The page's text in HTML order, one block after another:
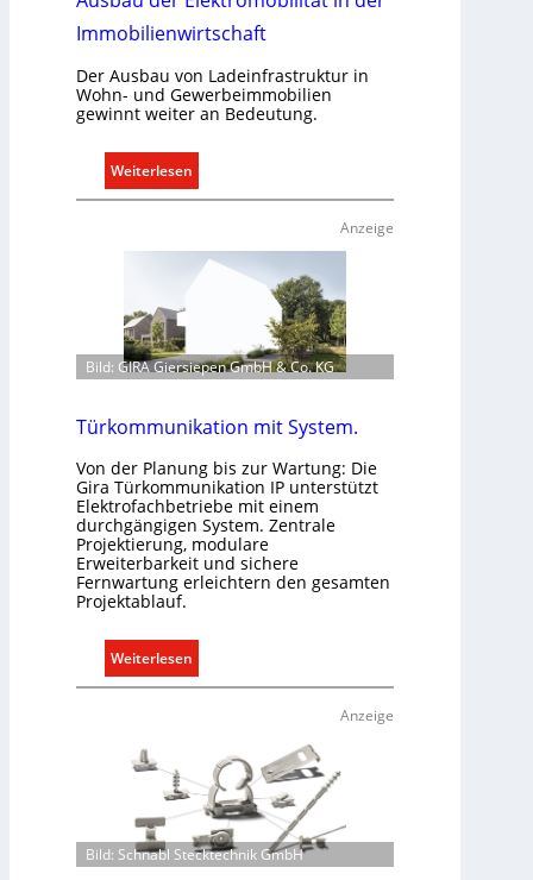
c
t
e
f
s
e
n
r
g
l
n
Immobilienwirtschaft
Der Ausbau von Ladeinfrastruktur in
Wohn- und Gewerbeimmobilien
gewinnt weiter an Bedeutung.
Weiterlesen
A
b
e
E
e
k
t
r
o
m
b
l
t
i
n
d
Anzeige
Bild: GIRA Giersiepen GmbH & Co. KG
Türkommunikation mit System.
Von der Planung bis zur Wartung: Die
Gira Türkommunikation IP unterstützt
Elektrofachbetriebe mit einem
durchgängigen System. Zentrale
Projektierung, modulare
Erweiterbarkeit und sichere
Fernwartung erleichtern den gesamten
Projektablauf.
Weiterlesen
T
o
m
m
u
Anzeige
Bild: Schnabl Stecktechnik GmbH